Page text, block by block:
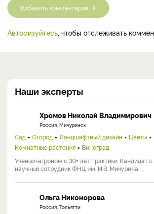
Добавить комментарий
Авторизуйтесь, чтобы отслеживать
Наши эксперты
Хромов Николай Владимирович
Россия, Мичуринск
Сад Огород Ландшафтный дизайн
Цветы
Комнатные растения
Виноград
Ученый-агроном с 30+ лет практики. Кандидат
научный сотрудник ФНЦ им. И.В. Мичурина, ...
Ольга Никонорова
Россия, Тольятти